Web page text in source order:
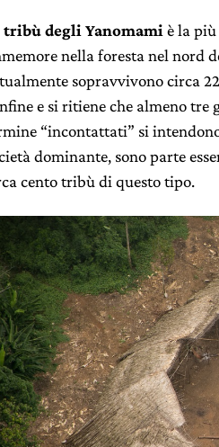
tribù degli Yanomami è la
nella foresta nel nord
sopravvivono circa
e si ritiene che almeno
“incontattati” si
dominante, sono parte
cento tribù di questo tipo.